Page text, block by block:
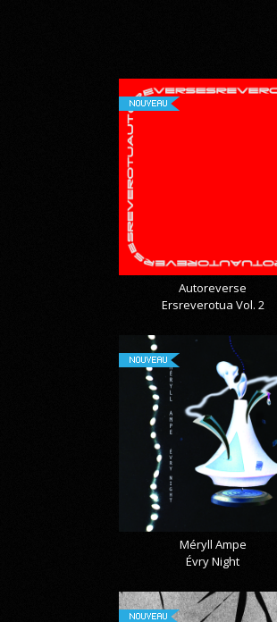
NOUVEAU
Autoreverse
Ersreverotua Vol. 2
NOUVEAU
Méryll Ampe
Évry Night
NOUVEAU